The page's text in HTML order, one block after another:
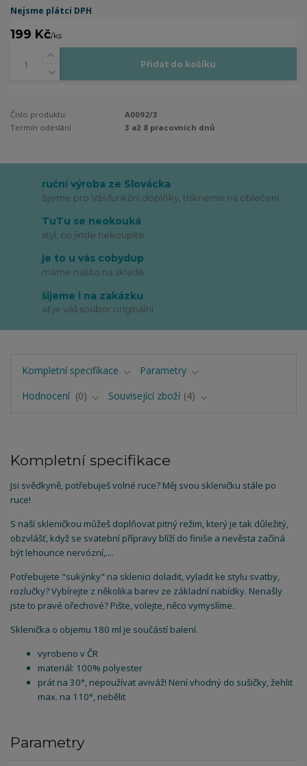
Nejsme plátci DPH
199 Kč/ks
Přidat do košíku
Číslo produktu:
A0092/3
Termín odeslání:
3 až 8 pracovních dnů
ruční výroba ze Slovácka
šijeme pro Vás funkční doplňky, tiskneme na oblečení
TuTu se neokouká
styl, co jinde nekoupíte
je to u vás cobydup
máme našito na skladě
šijeme i na zakázku
ať je váš soubor originální
Kompletní specifikace
Parametry
Hodnocení
0 Související zboží 4
Kompletní specifikace
Jsi svědkyně, potřebuješ volné ruce? Měj svou skleničku stále po
ruce!
S naší skleničkou můžeš doplňovat pitný režim, který je tak důležitý,
obzvlášť, když se svatební přípravy blíží do finiše a nevěsta začíná
být lehounce nervózní,....
Potřebujete "sukýnky" na sklenici doladit, vyladit ke stylu svatby,
rozlučky? Vybírejte z několika barev ze základní nabídky. Nenašly
jste to pravé ořechové? Pište, volejte, něco vymyslíme.
Sklenička o objemu 180 ml je součástí balení.
vyrobeno v ČR
materiál: 100% polyester
prát na 30°, nepoužívat aviváž! Není vhodný do sušičky, žehlit
max. na 110°, nebělit
Parametry